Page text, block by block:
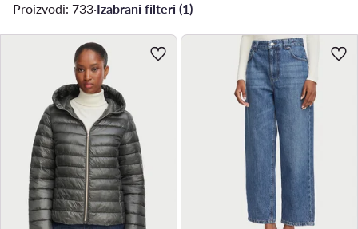
Proizvodi: 733·Izabrani filteri (1)